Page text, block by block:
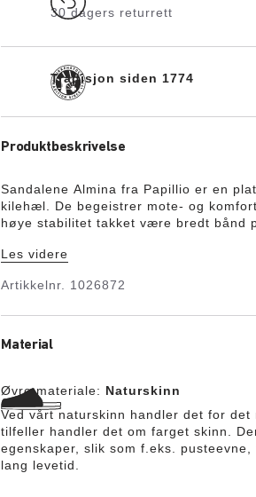
30 dagers returrett
Tradisjon siden 1774
Produktbeskrivelse
Sandalene Almina fra Papillio er en
kilehæl. De begeistrer mote- og
høye stabilitet takket være bredt bånd
være tilslipingen oppnås maksimal
utrolig høy brukskomfort.
Les videre
Artikkelnr. 1026872
Material
Øvre materiale: Naturskinn
Ved vårt naturskinn handler det for det
tilfeller handler det om farget skinn.
egenskaper, slik som f.eks.
lang levetid.